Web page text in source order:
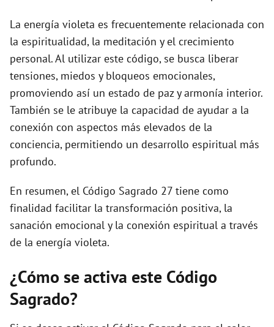
La energía violeta es frecuentemente relacionada con
la espiritualidad, la meditación y el crecimiento
personal. Al utilizar este código, se busca liberar
tensiones, miedos y bloqueos emocionales,
promoviendo así un estado de paz y armonía interior.
También se le atribuye la capacidad de ayudar a la
conexión con aspectos más elevados de la
conciencia, permitiendo un desarrollo espiritual más
profundo.
En resumen, el Código Sagrado 27 tiene como
finalidad facilitar la transformación positiva, la
sanación emocional y la conexión espiritual a través
de la energía violeta.
¿Cómo se activa este Código
Sagrado?